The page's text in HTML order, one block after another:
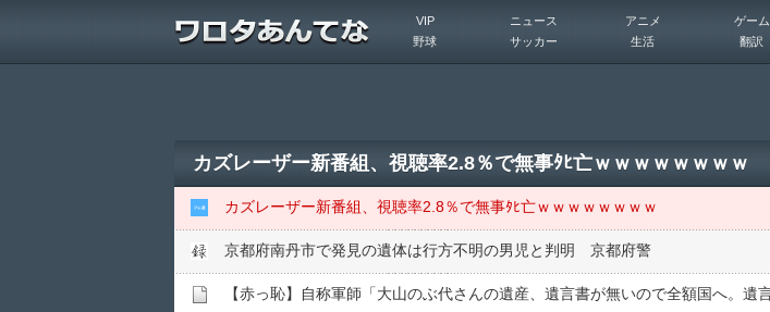
VIP ニュース アニメ ゲーム
野球
サッカー 生活 翻訳
カズレーザー新番組、視聴率2.8％で無事ﾀﾋ亡ｗｗｗｗｗｗｗｗ
カズレーザー新番組、視聴率2.8％で無事ﾀﾋ亡ｗｗｗｗｗｗｗｗ
京都府南丹市で発見の遺体は行方不明の男児と判明 京都府警